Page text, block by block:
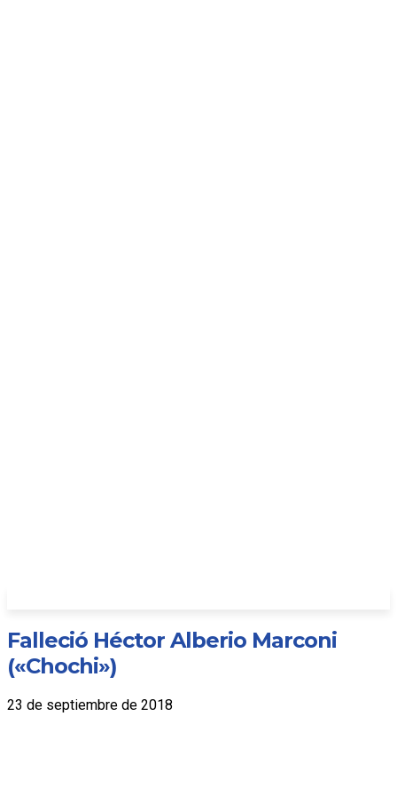
Falleció Héctor Alberio Marconi
(«Chochi»)
23 de septiembre de 2018